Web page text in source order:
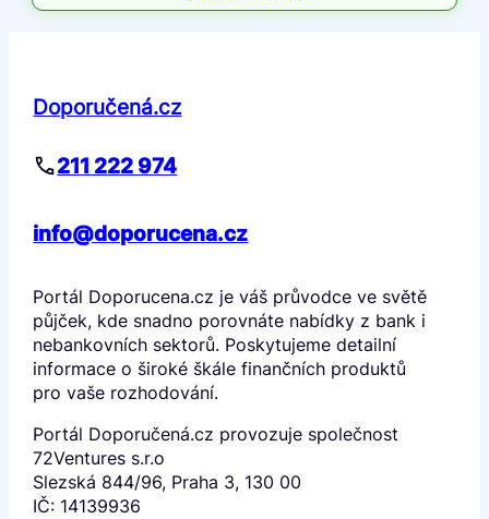
Doporučená.cz
211 222 974
info@doporucena.cz
Portál Doporucena.cz je váš průvodce ve světě
půjček, kde snadno porovnáte nabídky z bank i
nebankovních sektorů. Poskytujeme detailní
informace o široké škále finančních produktů
pro vaše rozhodování.
Portál Doporučená.cz provozuje společnost
72Ventures s.r.o
Slezská 844/96, Praha 3, 130 00
IČ: 14139936